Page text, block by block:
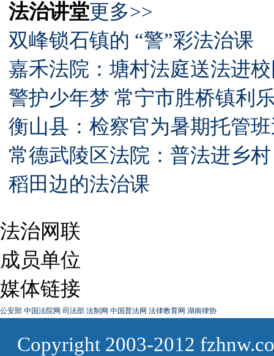
法治讲堂更多>>
双峰锁石镇的 “警”彩法治课
嘉禾法院：塘村法庭送法进
警护少年梦 常宁市胜桥镇利
衡山县：检察官为暑期托管
常德武陵区法院：普法进乡
稻田边的法治课
法治网联
成员单位
媒体链接
公安部 中国法院网 司法部 法制网 中国普法网 法律教育网 湖南律协
Copyright 2003-2012